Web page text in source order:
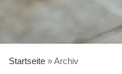
Startseite »Archiv